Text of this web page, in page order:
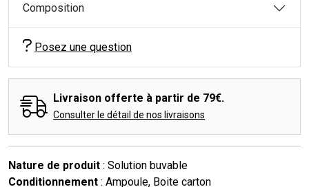
Composition
Posez une question
Livraison offerte à partir de 79€.
Consulter le détail de nos livraisons
Nature de produit : Solution buvable
Conditionnement : Ampoule, Boite carton